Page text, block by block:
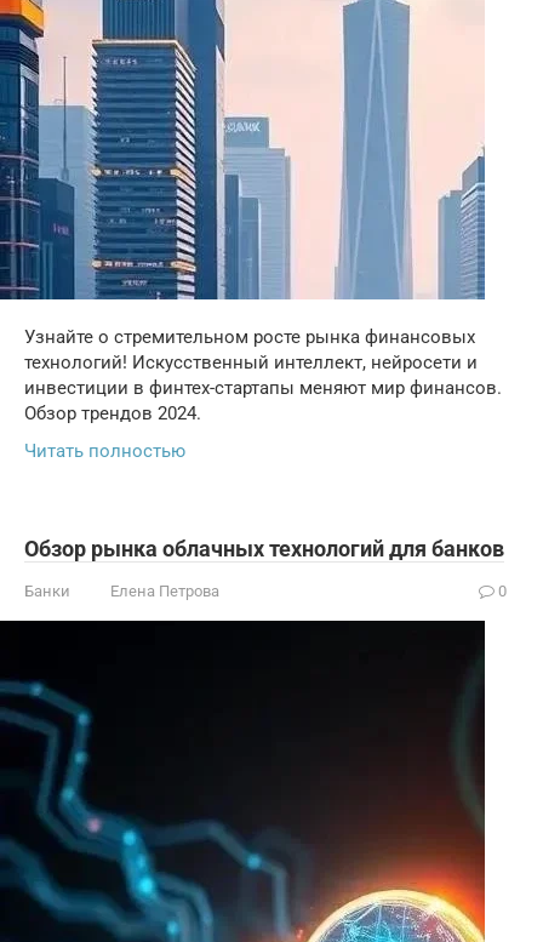
Узнайте о стремительном росте рынка финансовых
технологий! Искусственный интеллект, нейросети и
инвестиции в финтех-стартапы меняют мир финансов.
Обзор трендов 2024.
Читать полностью
Обзор рынка облачных технологий для банков
Банки Елена Петрова 0